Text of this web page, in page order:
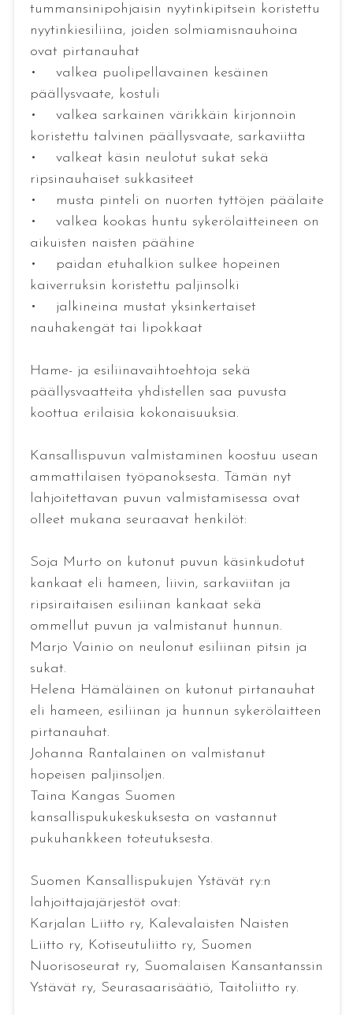
tummansinipohjaisin nyytinkipitsein koristettu
nyytinkiesiliina, joiden solmiamisnauhoina
ovat pirtanauhat
• valkea puolipellavainen kesäinen
päällysvaate, kostuli
• valkea sarkainen värikkäin kirjonnoin
koristettu talvinen päällysvaate, sarkaviitta
• valkeat käsin neulotut sukat sekä
ripsinauhaiset sukkasiteet
• musta pinteli on nuorten tyttöjen päälaite
• valkea kookas huntu sykerölaitteineen on
aikuisten naisten päähine
• paidan etuhalkion sulkee hopeinen
kaiverruksin koristettu paljinsolki
• jalkineina mustat yksinkertaiset
nauhakengät tai lipokkaat
Hame- ja esiliinavaihtoehtoja sekä
päällysvaatteita yhdistellen saa puvusta
koottua erilaisia kokonaisuuksia.
Kansallispuvun valmistaminen koostuu usean
ammattilaisen työpanoksesta. Tämän nyt
lahjoitettavan puvun valmistamisessa ovat
olleet mukana seuraavat henkilöt:
Soja Murto on kutonut puvun käsinkudotut
kankaat eli hameen, liivin, sarkaviitan ja
ripsiraitaisen esiliinan kankaat sekä
ommellut puvun ja valmistanut hunnun.
Marjo Vainio on neulonut esiliinan pitsin ja
sukat.
Helena Hämäläinen on kutonut pirtanauhat
eli hameen, esiliinan ja hunnun sykerölaitteen
pirtanauhat.
Johanna Rantalainen on valmistanut
hopeisen paljinsoljen.
Taina Kangas Suomen
kansallispukukeskuksesta on vastannut
pukuhankkeen toteutuksesta.
Suomen Kansallispukujen Ystävät ry:n
lahjoittajajärjestöt ovat:
Karjalan Liitto ry, Kalevalaisten Naisten
Liitto ry, Kotiseutuliitto ry, Suomen
Nuorisoseurat ry, Suomalaisen Kansantanssin
Ystävät ry, Seurasaarisäätiö, Taitoliitto ry.